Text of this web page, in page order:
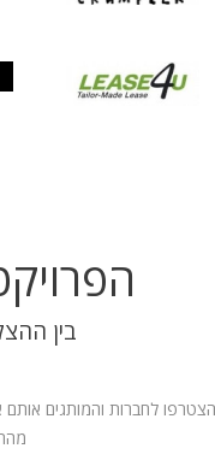
בין
הצטרפו לחברות והמותגים אותם